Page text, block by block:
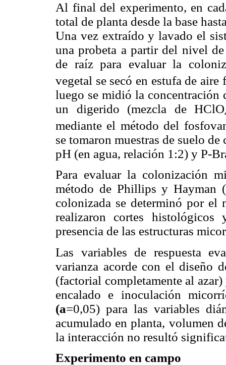
Al final del experimento, en
total de planta desde la base
Una vez extraído y lavado el
una probeta a partir del nivel de
de raíz para evaluar la
vegetal se secó en estufa de
luego se midió la concentración
un digerido (mezcla de HClO
mediante el método del
se tomaron muestras de suelo
pH (en agua, relación 1:2) y P-
Para evaluar la colonización
método de Phillips y Hayman
colonizada se determinó por el
realizaron cortes
presencia de las estructuras
Las variables de respuesta
varianza acorde con el diseño
(factorial completamente al
encalado e inoculación
(a=0,05) para las variables
acumulado en planta, volumen
la interacción no resultó
Experimento en campo